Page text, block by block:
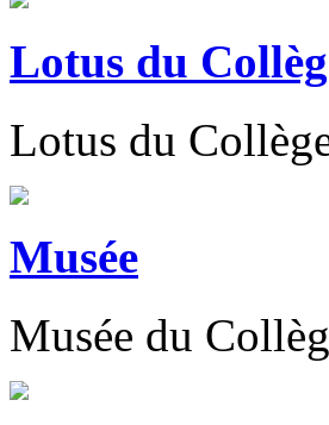
Lotus du
Lotus du
Musée
Musée du